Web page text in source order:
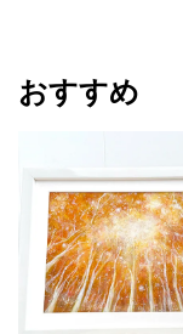
おすすめ